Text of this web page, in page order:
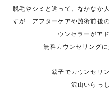
脱毛やシミと違って、なかなか
すが、アフターケアや施術前後
ウンセラーがア
無料カウンセリング
親子でカウンセリ
沢山いらっ